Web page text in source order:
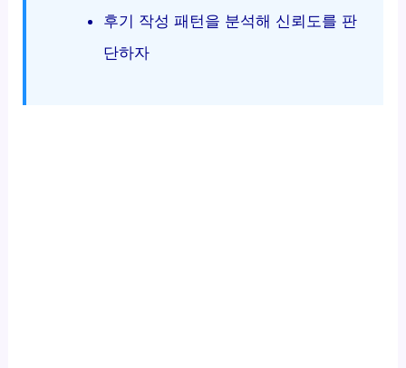
후기 작성 패턴을 분석해 신뢰도를 판
단하자